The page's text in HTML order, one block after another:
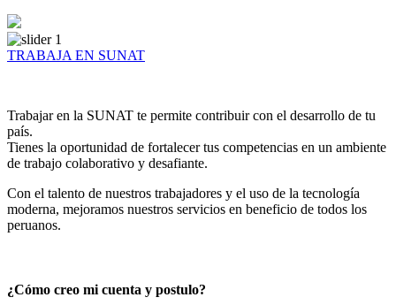
TRABAJA EN SUNAT
Trabajar en la SUNAT te permite contribuir con el desarrollo de tu
país.
Tienes la oportunidad de fortalecer tus competencias en un ambiente
de trabajo colaborativo y desafiante.
Con el talento de nuestros trabajadores y el uso de la tecnología
moderna, mejoramos nuestros servicios en beneficio de todos los
peruanos.
¿Cómo creo mi cuenta y postulo?